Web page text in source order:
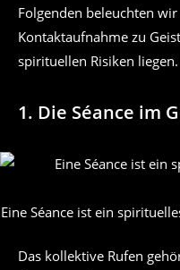
Folgenden beleuchten
Kontaktaufnahme zu
spirituellen Risiken liegen.
1. Die Séance im
Eine Séance ist ein
Das kollektive Rufen